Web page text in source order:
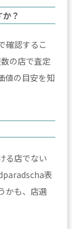
？
確認するこ
の店で査定
値の目安を知
る店でない
表
かも、店選